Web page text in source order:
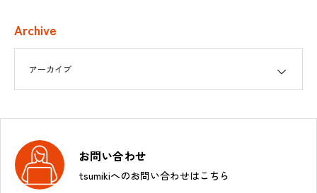
Archive
お問い合わせ
tsumikiへのお問い合わせはこちら